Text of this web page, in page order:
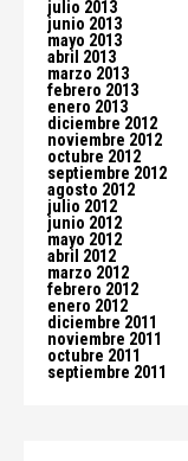
julio 2013
junio 2013
mayo 2013
abril 2013
marzo 2013
febrero 2013
enero 2013
diciembre 2012
noviembre 2012
octubre 2012
septiembre 2012
agosto 2012
julio 2012
junio 2012
mayo 2012
abril 2012
marzo 2012
febrero 2012
enero 2012
diciembre 2011
noviembre 2011
octubre 2011
septiembre 2011